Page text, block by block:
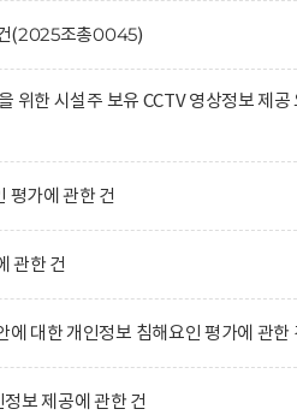
건(2025조총0045)
위한 시설주 보유 CCTV 영상정보 제공
평가에 관한 건
관한 건
에 대한 개인정보 침해요인 평가에 관한
보 제공에 관한 건